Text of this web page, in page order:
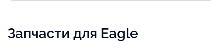
Запчасти для Eagle